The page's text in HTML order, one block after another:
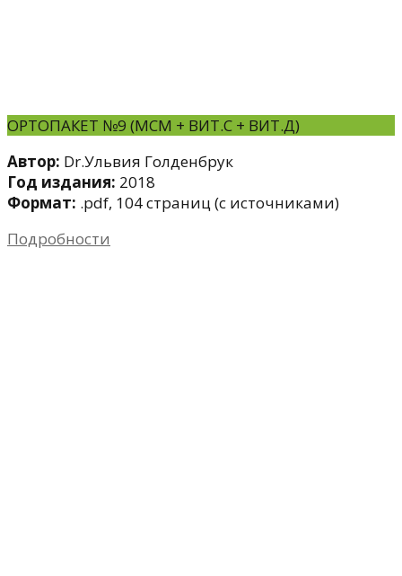
ОРТОПАКЕТ №9 (МСМ + ВИТ.С + ВИТ.Д)
Автор: Dr.Ульвия Голденбрук
Год издания: 2018
Формат: .pdf, 104 страниц (с источниками)
Подробности